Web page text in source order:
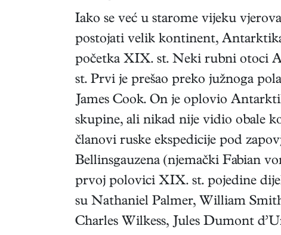
Iako se već u starome vijeku
postojati velik kontinent,
početka XIX. st. Neki rubni otoci
st. Prvi je prešao preko južnoga
James Cook. On je oplovio
skupine, ali nikad nije vidio obale
članovi ruske ekspedicije pod
Bellinsgauzena (njemački Fabian
prvoj polovici XIX. st. pojedine
su Nathaniel Palmer, William
Charles Wilkess, Jules Dumont